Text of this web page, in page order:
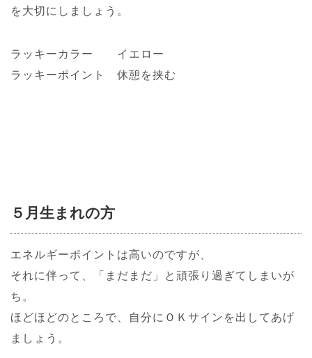
を大切にしましょう。
ラッキーカラー イエロー
ラッキーポイント 休憩を挟む
５月生まれの方
エネルギーポイントは高いのですが、
それに伴って、「まだまだ」と頑張り過ぎてしまいが
ち。
ほどほどのところで、自分にＯＫサインを出してあげ
ましょう。